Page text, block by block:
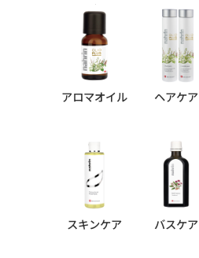
シリーズ
アロマオイル ヘアケア
スキンケア バスケア